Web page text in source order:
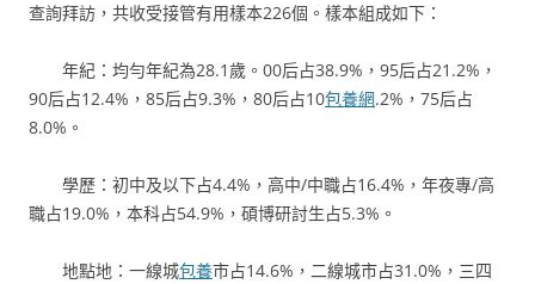
查詢拜訪，共收受接管有用樣本226個。樣本組成如下：
年紀：均勻年紀為28.1歲。00后占38.9%，95后占21.2%，
90后占12.4%，85后占9.3%，80后占10包養網.2%，75后占
8.0%。
學歷：初中及以下占4.4%，高中/中職占16.4%，年夜專/高
職占19.0%，本科占54.9%，碩博研討生占5.3%。
地點地：一線城包養市占14.6%，二線城市占31.0%，三四